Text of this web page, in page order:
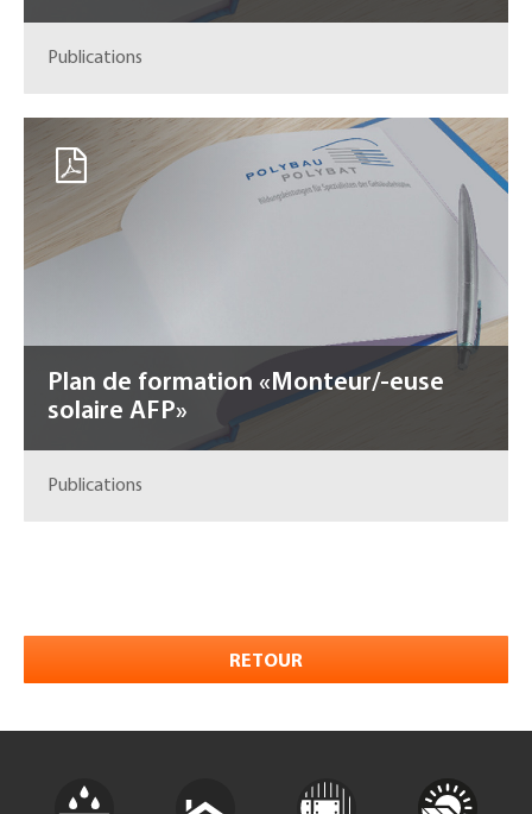
Publications
Plan de formation «Monteur/-euse
solaire AFP»
Publications
RETOUR